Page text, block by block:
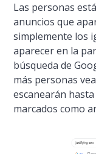
Las personas
anuncios que
simplemente los
aparecer en la
búsqueda de
más personas
escanearán
marcados como